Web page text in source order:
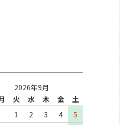
2026年9月
火 水 木 金
土
1
2 3 4
5